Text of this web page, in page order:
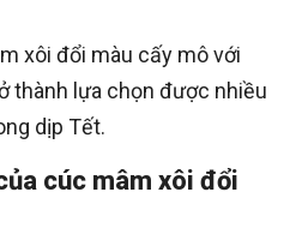
xôi đổi màu cấy mô với
thành lựa chọn được nhiều
dịp Tết.
cúc mâm xôi đổi